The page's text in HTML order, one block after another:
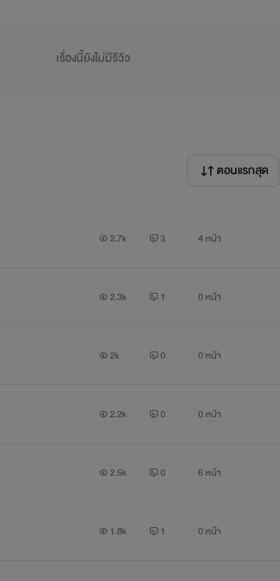
เรื่องนี้ยังไม่มีรีวิว
ตอนแรกสุด
2.7k 3 4 หน้า
2.3k 1 0 หน้า
2k 0 0 หน้า
2.2k 0 0 หน้า
2.5k 0 6 หน้า
1.8k 1 0 หน้า